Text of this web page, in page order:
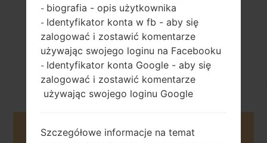
Android 4.1-4.3
Jelly Bean
2012
Buy accessories on Amazon
- biografia - opis użytkownika
- Identyfikator konta w fb - aby się
zalogować i zostawić komentarze
używając swojego loginu na Facebooku
- Identyfikator konta Google - aby się
zalogować i zostawić komentarze
używając swojego loginu Google
Szczegółowe informacje na temat